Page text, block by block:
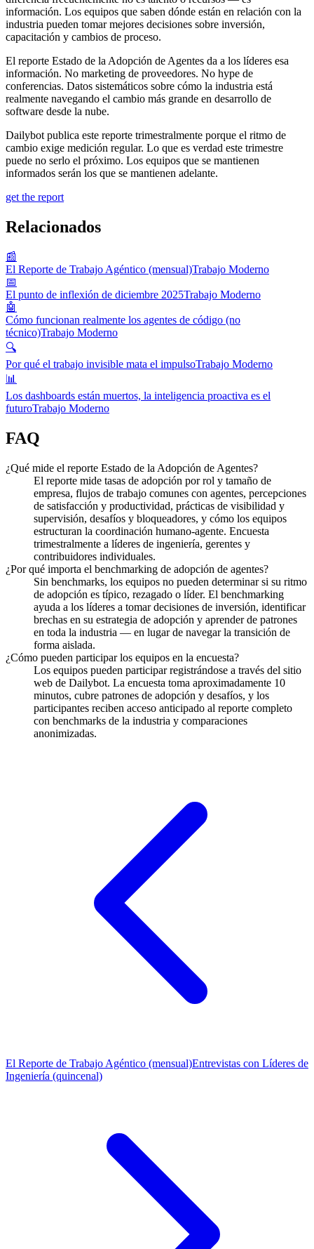
información. Los equipos que saben dónde están en relación con la
industria pueden tomar mejores decisiones sobre inversión,
capacitación y cambios de proceso.
El reporte Estado de la Adopción de Agentes da a los líderes esa
información. No marketing de proveedores. No hype de
conferencias. Datos sistemáticos sobre cómo la industria está
realmente navegando el cambio más grande en desarrollo de
software desde la nube.
Dailybot publica este reporte trimestralmente porque el ritmo de
cambio exige medición regular. Lo que es verdad este trimestre
puede no serlo el próximo. Los equipos que se mantienen
informados serán los que se mantienen adelante.
get the report
Relacionados
📰
El Reporte de Trabajo Agéntico (mensual)Trabajo Moderno
📅
El punto de inflexión de diciembre 2025Trabajo Moderno
🤖
Cómo funcionan realmente los agentes de código (no
técnico)Trabajo Moderno
🔍
Por qué el trabajo invisible mata el impulsoTrabajo Moderno
📊
Los dashboards están muertos, la inteligencia proactiva es el
futuroTrabajo Moderno
FAQ
¿Qué mide el reporte Estado de la Adopción de Agentes?
El reporte mide tasas de adopción por rol y tamaño de
empresa, flujos de trabajo comunes con agentes, percepciones
de satisfacción y productividad, prácticas de visibilidad y
supervisión, desafíos y bloqueadores, y cómo los equipos
estructuran la coordinación humano-agente. Encuesta
trimestralmente a líderes de ingeniería, gerentes y
contribuidores individuales.
¿Por qué importa el benchmarking de adopción de agentes?
Sin benchmarks, los equipos no pueden determinar si su ritmo
de adopción es típico, rezagado o líder. El benchmarking
ayuda a los líderes a tomar decisiones de inversión, identificar
brechas en su estrategia de adopción y aprender de patrones
en toda la industria — en lugar de navegar la transición de
forma aislada.
¿Cómo pueden participar los equipos en la encuesta?
Los equipos pueden participar registrándose a través del sitio
web de Dailybot. La encuesta toma aproximadamente 10
minutos, cubre patrones de adopción y desafíos, y los
participantes reciben acceso anticipado al reporte completo
con benchmarks de la industria y comparaciones
anonimizadas.
El Reporte de Trabajo Agéntico (mensual)Entrevistas con Líderes de
Ingeniería (quincenal)